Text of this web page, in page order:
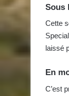
Sous
Cette
laissé
En
C’est